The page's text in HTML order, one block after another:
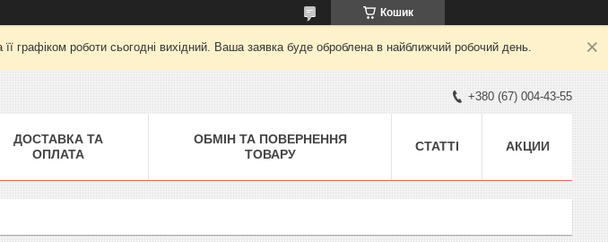
Кошик
графіком роботи сьогодні вихідний. Ваша заявка буде оброблена в найближчий робочий день.
+380 (67) 004-43-55
ДОСТАВКА ТА
ОПЛАТА
ОБМІН ТА ПОВЕРНЕННЯ
ТОВАРУ
СТАТТІ АКЦИИ